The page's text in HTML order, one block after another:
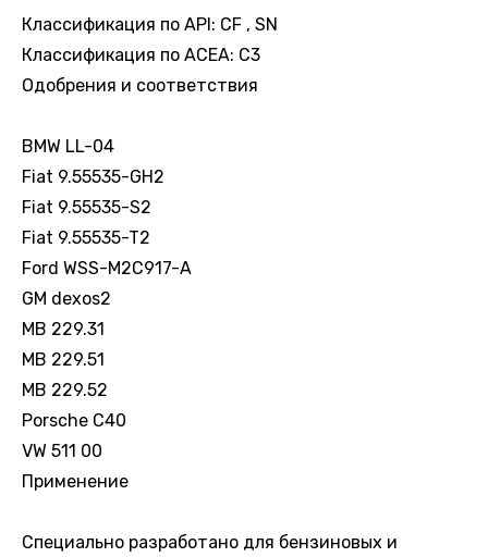
Классификация по API: CF , SN
Классификация по ACEA: C3
Одобрения и соответствия
BMW LL-04
Fiat 9.55535-GH2
Fiat 9.55535-S2
Fiat 9.55535-T2
Ford WSS-M2C917-A
GM dexos2
MB 229.31
MB 229.51
MB 229.52
Porsche C40
VW 511 00
Применение
Специально разработано для бензиновых и